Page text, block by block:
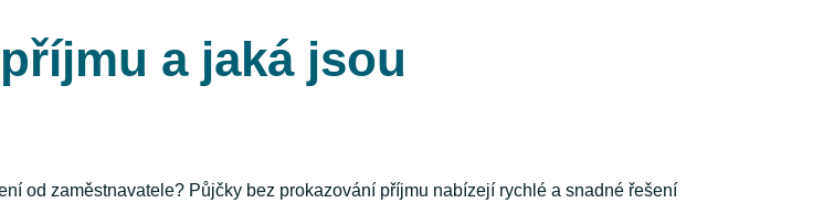
a jaká jsou
od zaměstnavatele? Půjčky bez prokazování příjmu nabízejí rychlé a snadné řešení